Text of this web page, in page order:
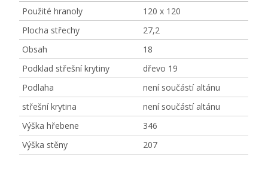
Použité hranoly
120 x 120
Plocha střechy
27,2
Obsah
18
Podklad střešní krytiny
dřevo 19
Podlaha
není součástí altánu
střešní krytina
není součástí altánu
Výška hřebene
346
Výška stěny
207